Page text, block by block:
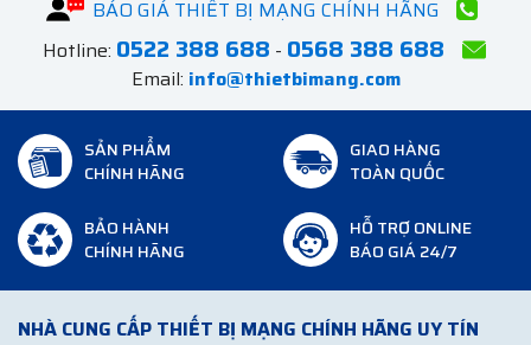
BÁO GIÁ THIẾT BỊ MẠNG CHÍNH HÃNG
Hotline: 0522 388 688 - 0568 388 688
Email: info@thietbimang.com
SẢN PHẨM
CHÍNH HÃNG
GIAO HÀNG
TOÀN QUỐC
BẢO HÀNH
CHÍNH HÃNG
HỖ TRỢ ONLINE
BÁO GIÁ 24/7
NHÀ CUNG CẤP THIẾT BỊ MẠNG CHÍNH HÃNG UY TÍN